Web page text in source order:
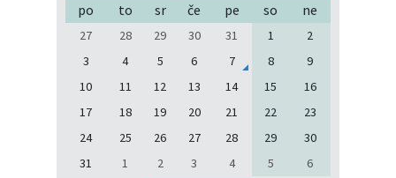
po
to sr če pe so ne
27 28 29 30 31 1
2
3
4 5 6 7 8
9
10
11 12 13 14 15
16
17
18 19 20 21 22
23
24
25 26 27 28 29
30
31
1 2 3 4 5 6